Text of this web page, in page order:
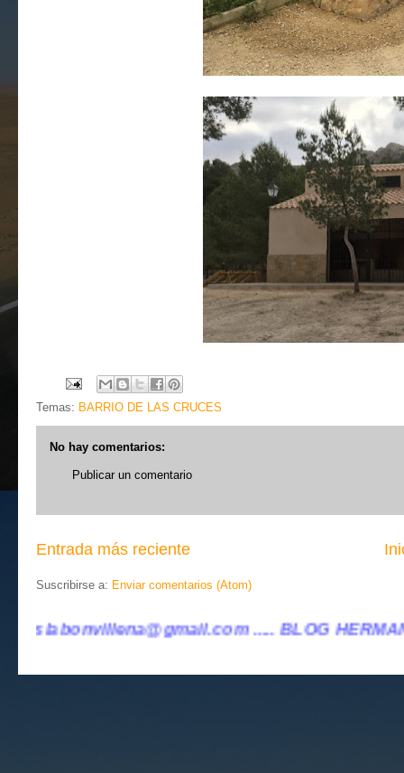
Temas: BARRIO DE LAS CRUCES
No hay comentarios:
Publicar un comentario
Entrada más reciente
Suscribirse a: Enviar comentarios (Atom)
..... BLOG HERMANO DE VILLENA